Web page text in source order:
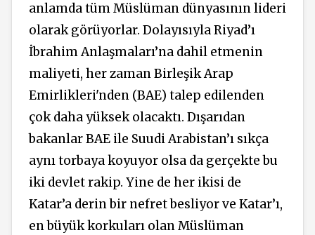
anlamda tüm Müslüman dünyasının lideri
olarak görüyorlar. Dolayısıyla Riyad’ı
İbrahim Anlaşmaları’na dahil etmenin
maliyeti, her zaman Birleşik Arap
Emirlikleri'nden (BAE) talep edilenden
çok daha yüksek olacaktı. Dışarıdan
bakanlar BAE ile Suudi Arabistan’ı sıkça
aynı torbaya koyuyor olsa da gerçekte bu
iki devlet rakip. Yine de her ikisi de
Katar’a derin bir nefret besliyor ve Katar’ı,
en büyük korkuları olan Müslüman